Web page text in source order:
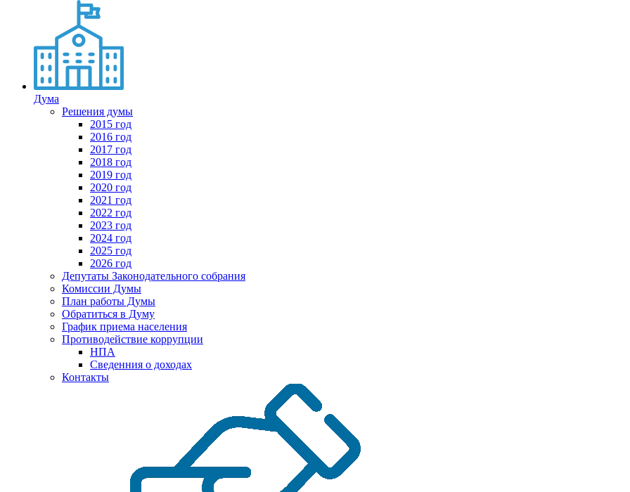
Дума
Решения думы
2015 год
2016 год
2017 год
2018 год
2019 год
2020 год
2021 год
2022 год
2023 год
2024 год
2025 год
2026 год
Депутаты Законодательного собрания
Комиссии Думы
План работы Думы
Обратиться в Думу
График приема населения
Противодействие коррупции
НПА
Сведенния о доходах
Контакты